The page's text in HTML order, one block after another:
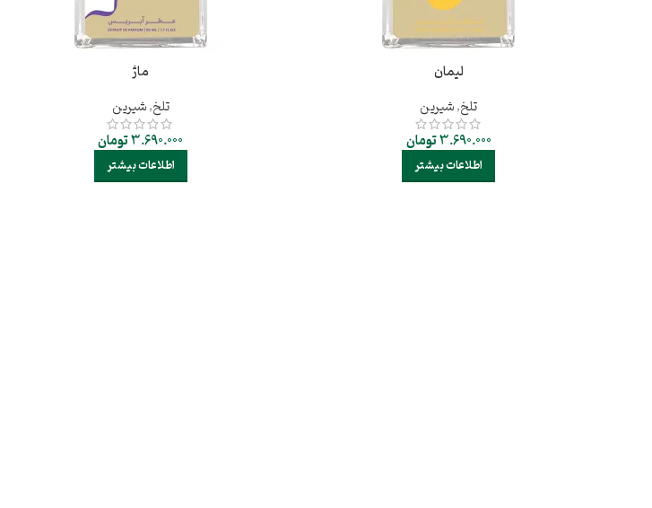
لیمان
تلخ,شیرین
3.690.000تومان
اطلاعات بیشتر
ماژ
تلخ,شیرین
3.690.000تومان
اطلاعات بیشتر